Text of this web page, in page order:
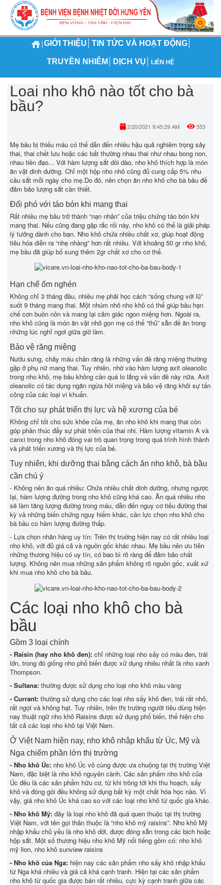
GIỚI THIỆU TIN TỨC VÀ HOẠT ĐỘNG
TRUYỀN NHIỄM DỊCH VỤ LIÊN HỆ
Loai nho khô nào tốt cho bà
bầu?
2/20/2021 9:45:29 AM 553
Mẹ bầu bị thiếu máu có thể dẫn đến nhiều hậu quả nghiêm trọng sảy
thai, thai chết lưu hoặc các bất thường nhau thai như nhau bong non,
nhau tiền đạo... Với hàm lượng sắt dồi dào, nho khô thích hợp là món
ăn vặt dinh dưỡng. Chỉ một hộp nho nhỏ cũng đủ cung cấp 5% nhu
cầu sắt mỗi ngày cho mẹ.Do đó, nên chọn ăn nho khô cho bà bầu để
đảm bảo lượng sắt cần thiết.
Đối phó với táo bón khi mang thai
Rất nhiều mẹ bầu trở thành “nạn nhân” của triệu chứng táo bón khi
mang thai. Nếu cũng đang gặp rắc rối này, nho khô có thể là giải pháp
lý tưởng dành cho bạn. Nho khô chứa nhiều chất xơ, giúp hoạt động
tiêu hóa diễn ra “nhẹ nhàng” hơn rất nhiều. Với khoảng 50 gr nho khô,
mẹ bầu đã giúp bổ sung thêm 2gr chất xơ cho cơ thể.
Hạn chế ốm nghén
Không chỉ 3 tháng đầu, nhiều mẹ phải học cách “sống chung với lũ”
suốt 9 tháng mang thai. Một nhúm nhỏ nho khô có thể giúp bầu hạn
chế cơn buồn nôn và mang lại cảm giác ngon miệng hơn. Ngoài ra,
nho khô cũng là món ăn vặt nhỏ gọn mẹ có thể “thủ” sẵn để ăn trong
những lúc nghỉ ngơi giữa giờ làm.
Bảo vệ răng miệng
Nướu sưng, chảy máu chân răng là những vấn đề răng miệng thường
gặp ở phụ nữ mang thai. Tuy nhiên, nhờ vào hàm lượng axit oleanolic
trong nho khô, mẹ bầu không cần quá lo lắng về vấn đề này nữa. Axit
oleanolic có tác dụng ngăn ngừa hôi miệng và bảo vệ răng khỏi sự tấn
công của các loại vi khuẩn.
Tốt cho sự phát triển thị lực và hệ xương của bé
Không chỉ tốt cho sức khỏe của mẹ, ăn nho khô khi mang thai còn
góp phần thúc đẩy sự phát triển của thai nhi. Hàm lượng vitamin A và
canxi trong nho khô đóng vai trò quan trọng trong quá trình hình thành
và phát triển xương và thị lực của bé.
Tuy nhiên, khi dưỡng thai bằng cách ăn nho khô, bà bầu
cần chú ý
- Không nên ăn quá nhiều: Chứa nhiều chất dinh dưỡng, nhưng ngược
lại, hàm lượng đường trong nho khô cũng khá cao. Ăn quá nhiều nho
sẽ làm tăng lượng đường trong máu, dẫn đến nguy cơ tiểu đường thai
kỳ và những biến chứng nguy hiểm khác, cần lực chọn nho khô cho
bà bầu co hàm lượng đường thấp.
- Lựa chọn nhãn hàng uy tín: Trên thị truờng hiện nay có rất nhiều loại
nho khô, với đủ giá cả và nguồn gốc khác nhau. Mẹ bầu nên ưu tiên
những thương hiệu có uy tín, có bao bì rõ ràng để đảm bảo chất
lượng. Không nên mua những sản phẩm không rõ nguồn gốc, xuất xứ
khi mua nho khô cho bà bầu.
Các loại nho khô cho bà
bầu
Gồm 3 loại chính
- Raisin (hay nho khô đen): chỉ những loại nho sấy có màu đen, trái
lớn, trong đó giống nho phổ biến được xử dụng nhiều nhất là nho xanh
Thompson.
- Sultana: thường được sử dụng cho loại nho khô màu vàng
- Currant: thường sử dụng cho các loại nho sấy khô đen, trái rất nhỏ,
rất ngọt và không hạt. Tuy nhiên, trên thị trường người tiêu dùng hiện
nay thuật ngữ nho khô Raisins được sử dụng phổ biến, thể hiện cho
tất cả các loại nho khô tại Việt Nam.
Ở Việt Nam hiện nay, nho khô nhập khẩu từ Úc, Mỹ và
Nga chiếm phần lớn thị trường
- Nho khô Úc: nho khô Úc vô cùng được ưa chuộng tại thị trường Việt
Nam, đặc biệt là nho khô nguyên cành. Các sản phẩm nho khô của
Úc đều là các sản phẩm hữu cơ, từ khi trồng tới khi thu hoạch, sấy
khô và đóng gói đều không sử dụng bất kỳ một chất hóa học nào. Vì
vậy, giá nho khô Úc khá cao so với các loại nho khô từ quốc gia khác.
- Nho khô Mỹ: đây là loại nho khô đã quá quen thuộc tại thị trường
Việt Nam, với tên gọi thân thuộc là “nho khô mỹ raisins”. Nho khô Mỹ
nhập khẩu chủ yếu là nho khô dời, được đóng sẵn trong các bịch hoặc
hộp sắt. Một số thương hiệu nho khô Mỹ nổi tiếng gồm có: nho khô
mỹ lion, nho khô sunview raisins
- Nho khô của Nga: hiện nay các sản phẩm nho sấy khô nhập khẩu
từ Nga khá nhiều và giá cả khá cạnh tranh. Hiện tại các sản phẩm
nho khô từ quốc gia được bán rất nhiều, cực kỳ cạnh tranh giữa các